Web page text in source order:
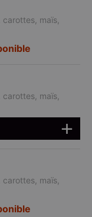
maïs,
maïs,
maïs,